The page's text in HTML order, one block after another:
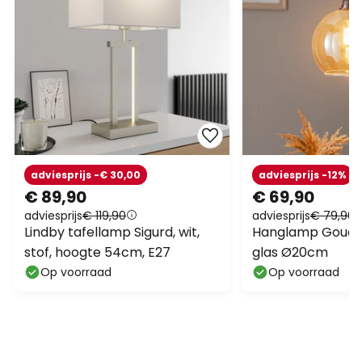
€ 89,90
adviesprijs € 119,90
adviesprijs -€ 30,00
Lindby tafellamp Sigurd, wit,
stof, hoogte 54cm, E27
Op voorraad
adviesprijs
adviesprijs -12%
Hanglamp
glas Ø20cm
Op voorraad
Laat je inspireren door nog meer